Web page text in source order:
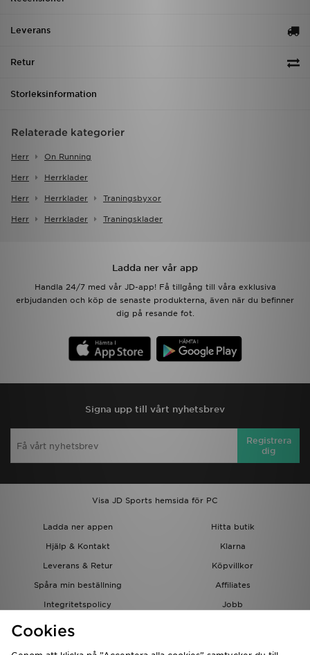
Leverans
Retur
Storleksinformation
Relaterade kategorier
Herr On Running
Herr Herrklader
Herr Herrklader Traningsbyxor
Herr Herrklader Traningsklader
Ladda ner vår app
Handla 24/7 med vår JD-app! Få tillgång till våra exklusiva
erbjudanden och köp de senaste produkterna, även när du befinner
dig på resande fot.
Signa upp till vårt nyhetsbrev
Registrera
dig
Visa JD Sports hemsida för PC
Ladda ner appen
Hitta butik
Hjälp & Kontakt
Klarna
Leverans & Retur
Köpvillkor
Spåra min beställning
Affiliates
Integritetspolicy
Jobb
JD-bloggen
Cookies